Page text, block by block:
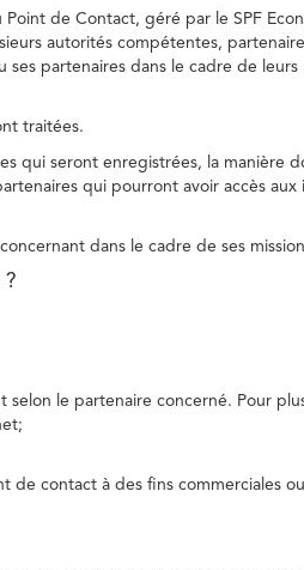
de Contact, géré par le SPF
autorités compétentes,
partenaires dans le cadre de leurs
traitées.
qui seront enregistrées, la manière
qui pourront avoir accès aux
dans le cadre de ses
?
le partenaire concerné. Pour
de contact à des fins commerciales